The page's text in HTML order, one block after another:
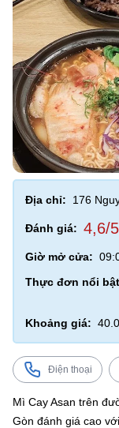
Địa chỉ: 176
Đánh giá: 4,6/
Giờ mở cửa:
Thực đơn nổi
Khoảng giá:
Điện thoại
Mì Cay Asan trên
Gòn đánh giá cao